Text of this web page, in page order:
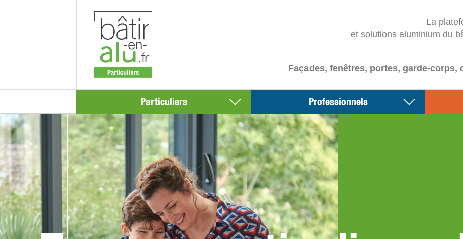
La
et solutions aluminium du
Façades, fenêtres, portes, garde-
Particuliers Professionnels